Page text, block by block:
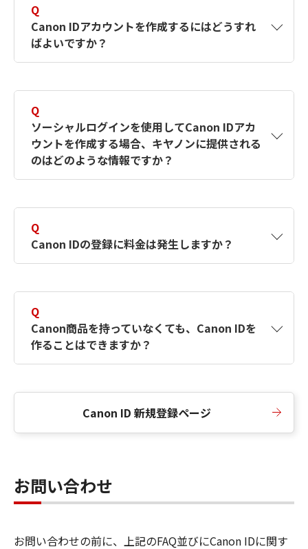
Q
Canon IDアカウントを作成するにはどうすれ
ばよいですか？
す。詳しい作成方法は【カメラ】Canon IDとは
何ですか？Canon IDの作成方法は？をご確認く
ださい。
Q
ソーシャルログインを使用してCanon IDアカ
ウントを作成する場合、キヤノンに提供される
のはどのような情報ですか？
択したサービスから取得します。アカウントを
簡単に作成できるように、この情報を使用して
Canon IDの登録フォームを入力します。
Q
Canon IDの登録に料金は発生しますか？
Q
Canon商品を持っていなくても、Canon IDを
作ることはできますか？
Canon ID 新規登録ページ
お問い合わせ
お問い合わせの前に、上記のFAQ並びにCanon IDに関す